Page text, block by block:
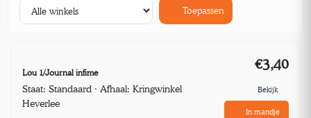
Toepassen
Lou 1/Journal infime
Staat: Standaard · Afhaal: Kringwinkel
Heverlee
€3,40
Bekijk
In mandje